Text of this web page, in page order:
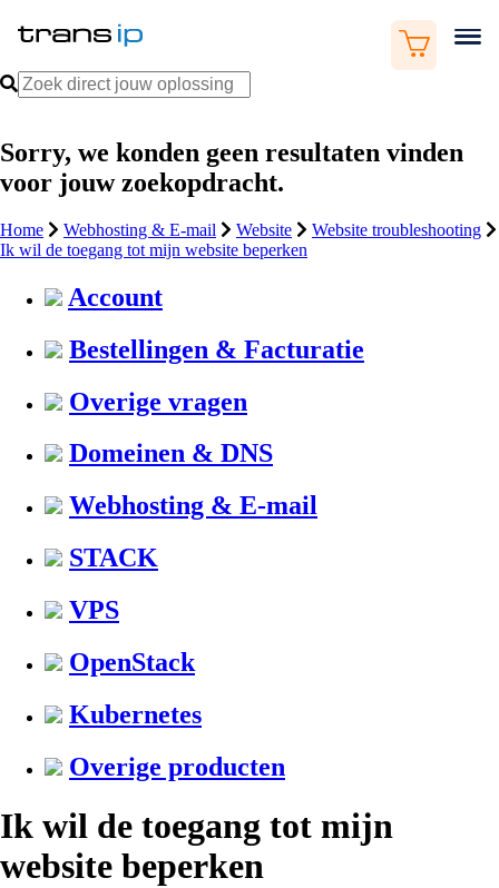
Sorry, we konden geen resultaten vinden
voor jouw zoekopdracht.
Home Webhosting & E-mail Website
Website troubleshooting
Ik wil de toegang tot mijn website beperken
Account
Bestellingen & Facturatie
Overige vragen
Domeinen & DNS
Webhosting & E-mail
STACK
VPS
OpenStack
Kubernetes
Overige producten
Ik wil de toegang tot mijn
website beperken